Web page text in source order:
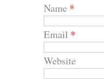
Name *
Email *
Website